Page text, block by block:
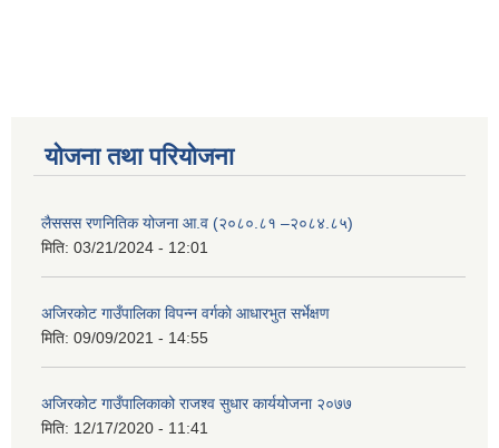
योजना तथा परियोजना
लैससस रणनितिक योजना आ.व (२०८०.८१ –२०८४.८५)
मिति: 03/21/2024 - 12:01
अजिरकाेट गाउँपालिका विपन्न वर्गकाे आधारभुत सर्भेक्षण
मिति: 09/09/2021 - 14:55
अजिरकोट गाउँपालिकाको राजश्व सुधार कार्ययोजना २०७७
मिति: 12/17/2020 - 11:41